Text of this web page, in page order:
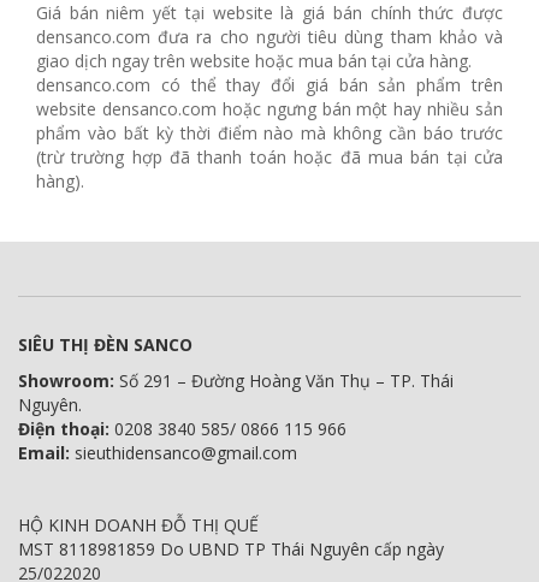
Giá bán niêm yết tại website là giá bán chính thức được
densanco.com đưa ra cho người tiêu dùng tham khảo và
giao dịch ngay trên website hoặc mua bán tại cửa hàng.
densanco.com có thể thay đổi giá bán sản phẩm trên
website densanco.com hoặc ngưng bán một hay nhiều sản
phẩm vào bất kỳ thời điểm nào mà không cần báo trước
(trừ trường hợp đã thanh toán hoặc đã mua bán tại cửa
hàng).
SIÊU THỊ ĐÈN SANCO
Showroom: Số 291 – Đường Hoàng Văn Thụ – TP. Thái
Nguyên.
Điện thoại: 0208 3840 585/ 0866 115 966
Email: sieuthidensanco@gmail.com
HỘ KINH DOANH ĐỖ THỊ QUẾ
MST 8118981859 Do UBND TP Thái Nguyên cấp ngày
25/022020